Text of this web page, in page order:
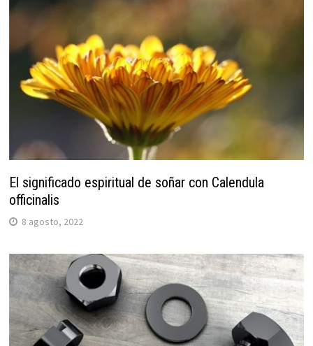
El significado espiritual de soñar con Calendula
officinalis
8 agosto, 2022